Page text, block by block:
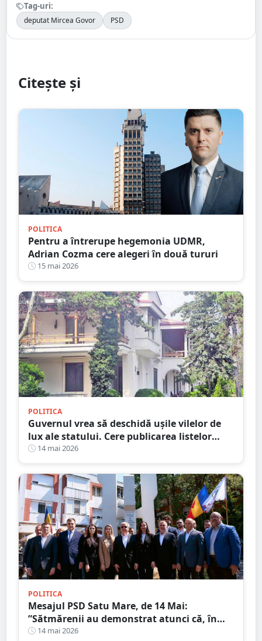
Tag-uri:
deputat Mircea Govor PSD
Citește și
POLITICA
Pentru a întrerupe hegemonia UDMR,
Adrian Cozma cere alegeri în două tururi
15 mai 2026
POLITICA
Guvernul vrea să deschidă ușile vilelor de
lux ale statului. Cere publicarea listelor
complete cu beneficiarii și imobilele de
protocol
14 mai 2026
POLITICA
Mesajul PSD Satu Mare, de 14 Mai:
”Sătmărenii au demonstrat atunci că, în
fața unei tragedii, solidaritatea poate
14 mai 2026